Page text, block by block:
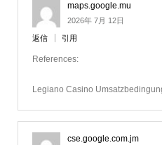
maps.google.mu
2026年 7月 12日
返信 引用
References:
Legiano Casino
cse.google.com.jm